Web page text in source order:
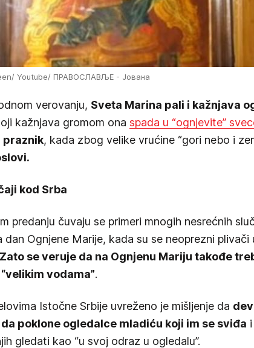
Youtube/ ПРАВОСЛАВЉЕ - Јована
verovanju, Sveta Marina pali i kažnjava
kažnjava gromom ona spada u “ognjevite”
praznik, kada zbog velike vrućine “gori nebo i
kod Srba
predanju čuvaju se primeri mnogih nesrećnih
dan Ognjene Marije, kada su se neoprezni plivači
Zato se veruje da na Ognjenu Mariju takođe
vodama”.
Istočne Srbije uvreženo je mišljenje da
poklone ogledalce mladiću koji im se sviđa
gledati kao “u svoj odraz u ogledalu”.